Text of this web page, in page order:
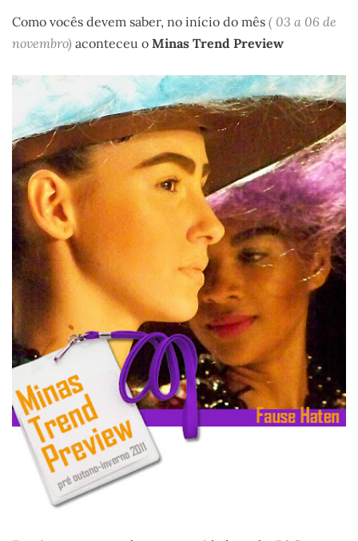
Como vocês devem saber, no início do mês ( 03 a 06 de
novembro) aconteceu o Minas Trend Preview